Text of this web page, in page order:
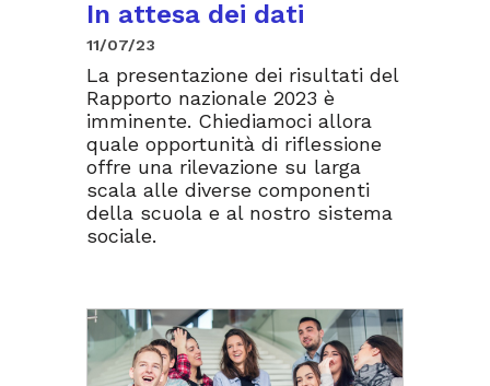
In attesa dei dati
11/07/23
La presentazione dei risultati del
Rapporto nazionale 2023 è
imminente. Chiediamoci allora
quale opportunità di riflessione
offre una rilevazione su larga
scala alle diverse componenti
della scuola e al nostro sistema
sociale.